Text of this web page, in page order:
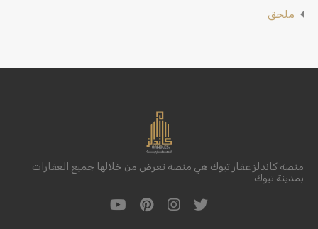
ملحق
منصة كاندلز عقار تبوك هي منصة تعرض من خلالها جميع العقارات
بمدينة تبوك